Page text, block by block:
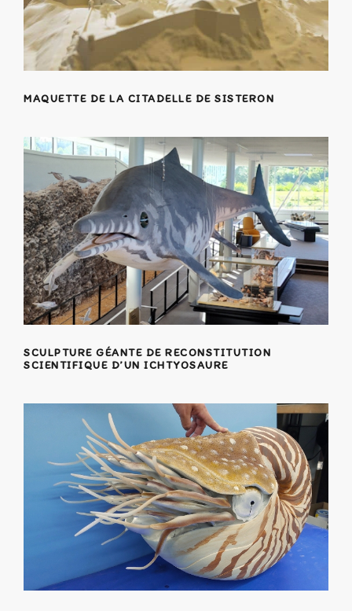
MAQUETTE DE LA CITADELLE DE SISTERON
SCULPTURE GÉANTE DE RECONSTITUTION
SCIENTIFIQUE D’UN ICHTYOSAURE